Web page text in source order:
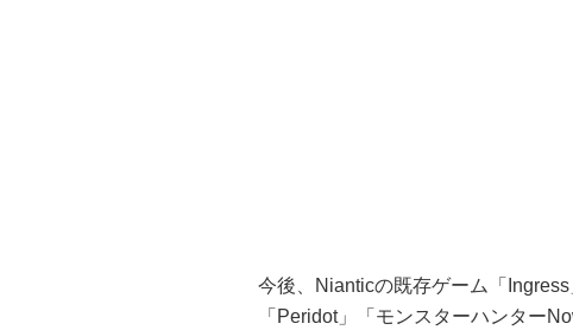
今後、Nianticの既存ゲーム「
「Peridot」「モンスターハンター